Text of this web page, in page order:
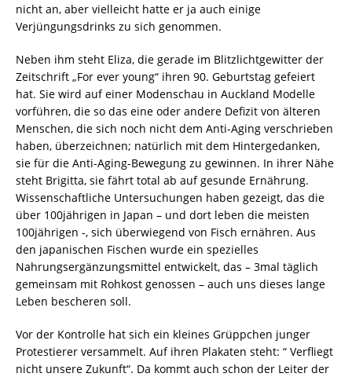
nicht an, aber vielleicht hatte er ja auch einige
Verjüngungsdrinks zu sich genommen.
Neben ihm steht Eliza, die gerade im Blitzlichtgewitter der
Zeitschrift „For ever young“ ihren 90. Geburtstag gefeiert
hat. Sie wird auf einer Modenschau in Auckland Modelle
vorführen, die so das eine oder andere Defizit von älteren
Menschen, die sich noch nicht dem Anti-Aging verschrieben
haben, überzeichnen; natürlich mit dem Hintergedanken,
sie für die Anti-Aging-Bewegung zu gewinnen. In ihrer Nähe
steht Brigitta, sie fährt total ab auf gesunde Ernährung.
Wissenschaftliche Untersuchungen haben gezeigt, das die
über 100jährigen in Japan – und dort leben die meisten
100jährigen -, sich überwiegend von Fisch ernähren. Aus
den japanischen Fischen wurde ein spezielles
Nahrungsergänzungsmittel entwickelt, das – 3mal täglich
gemeinsam mit Rohkost genossen – auch uns dieses lange
Leben bescheren soll.
Vor der Kontrolle hat sich ein kleines Grüppchen junger
Protestierer versammelt. Auf ihren Plakaten steht: “ Verfliegt
nicht unsere Zukunft“. Da kommt auch schon der Leiter der